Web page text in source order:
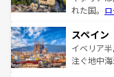
れた国。
ろん、ト
景など、
ピザやパ
スペイン
イベリア
注ぐ地中